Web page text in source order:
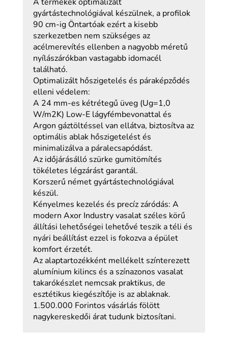
gyártástechnológiával készülnek, a profilok
90 cm-ig Öntartóak ezért a kisebb
szerkezetben nem szükséges az
acélmerevítés ellenben a nagyobb méretű
nyílászárókban vastagabb idomacél
található.
Optimalizált hőszigetelés és páraképződés
elleni védelem:
A 24 mm-es kétrétegű üveg (Ug=1,0
W/m2K) Low-E lágyfémbevonattal és
Argon gáztöltéssel van ellátva, biztosítva az
optimális ablak hőszigetelést és
minimalizálva a páralecsapódást.
Az időjárásálló szürke gumitömítés
tökéletes légzárást garantál.
Korszerű német gyártástechnológiával
készül.
Kényelmes kezelés és precíz záródás: A
modern Axor Industry vasalat széles körű
állítási lehetőségei lehetővé teszik a téli és
nyári beállítást ezzel is fokozva a épület
komfort érzetét.
Az alaptartozékként mellékelt színterezett
alumínium kilincs és a színazonos vasalat
takarókészlet nemcsak praktikus, de
esztétikus kiegészítője is az ablaknak.
1.500.000 Forintos vásárlás fölött
nagykereskedői árat tudunk biztosítani.